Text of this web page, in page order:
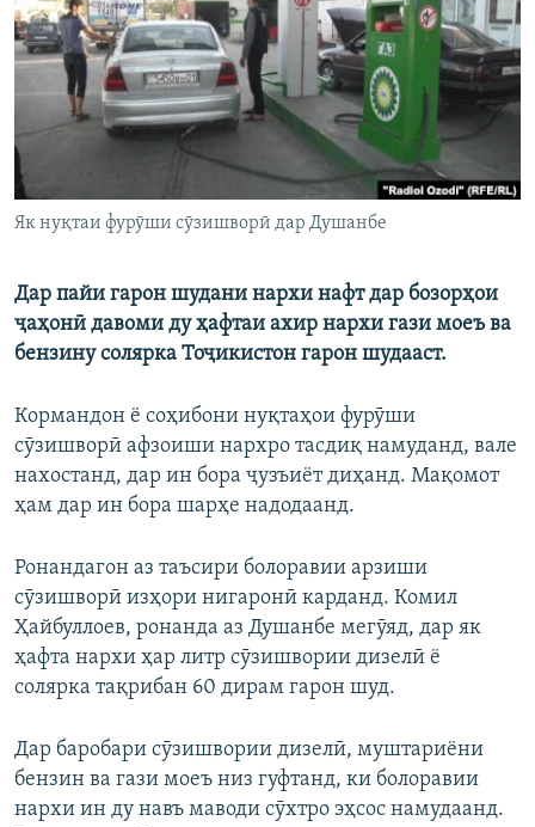
ГУЗОРИШҲОИ РАДИОӢ
Русский
ПАЙГИРӢ КУНЕД
Як нуқтаи фурӯши сӯзишворӣ дар Душанбе
Дар пайи гарон шудани нархи нафт дар бозорҳои
ҷаҳонӣ давоми ду ҳафтаи ахир нархи гази моеъ ва
бензину солярка Тоҷикистон гарон шудааст.
Кормандон ё соҳибони нуқтаҳои фурӯши
сӯзишворӣ афзоиши нархро тасдиқ намуданд, вале
нахостанд, дар ин бора ҷузъиёт диҳанд. Мақомот
ҳам дар ин бора шарҳе надодаанд.
Ронандагон аз таъсири болоравии арзиши
сӯзишворӣ изҳори нигаронӣ карданд. Комил
Ҳайбуллоев, ронанда аз Душанбе мегӯяд, дар як
ҳафта нархи ҳар литр сӯзишвории дизелӣ ё
солярка тақрибан 60 дирам гарон шуд.
Дар баробари сӯзишвории дизелӣ, муштариёни
бензин ва гази моеъ низ гуфтанд, ки болоравии
нархи ин ду навъ маводи сӯхтро эҳсос намудаанд.